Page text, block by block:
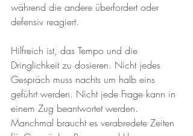
während die andere überfordert oder
defensiv reagiert.
Hilfreich ist, das Tempo und die
Dringlichkeit zu dosieren. Nicht jedes
Gespräch muss nachts um halb eins
geführt werden. Nicht jede Frage kann in
einem Zug beantwortet werden.
Manchmal braucht es verabredete Zeiten